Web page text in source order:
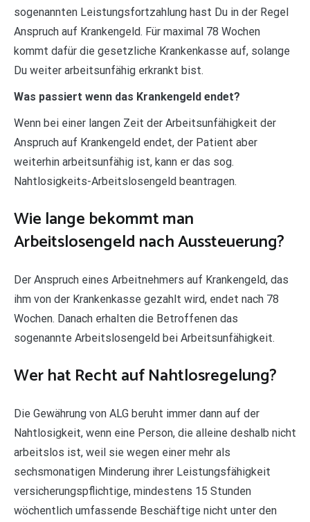
sogenannten Leistungsfortzahlung hast Du in der Regel
Anspruch auf Krankengeld. Für maximal 78 Wochen
kommt dafür die gesetzliche Krankenkasse auf, solange
Du weiter arbeitsunfähig erkrankt bist.
Was passiert wenn das Krankengeld endet?
Wenn bei einer langen Zeit der Arbeitsunfähigkeit der
Anspruch auf Krankengeld endet, der Patient aber
weiterhin arbeitsunfähig ist, kann er das sog.
Nahtlosigkeits-Arbeitslosengeld beantragen.
Wie lange bekommt man
Arbeitslosengeld nach Aussteuerung?
Der Anspruch eines Arbeitnehmers auf Krankengeld, das
ihm von der Krankenkasse gezahlt wird, endet nach 78
Wochen. Danach erhalten die Betroffenen das
sogenannte Arbeitslosengeld bei Arbeitsunfähigkeit.
Wer hat Recht auf Nahtlosregelung?
Die Gewährung von ALG beruht immer dann auf der
Nahtlosigkeit, wenn eine Person, die alleine deshalb nicht
arbeitslos ist, weil sie wegen einer mehr als
sechsmonatigen Minderung ihrer Leistungsfähigkeit
versicherungspflichtige, mindestens 15 Stunden
wöchentlich umfassende Beschäftige nicht unter den